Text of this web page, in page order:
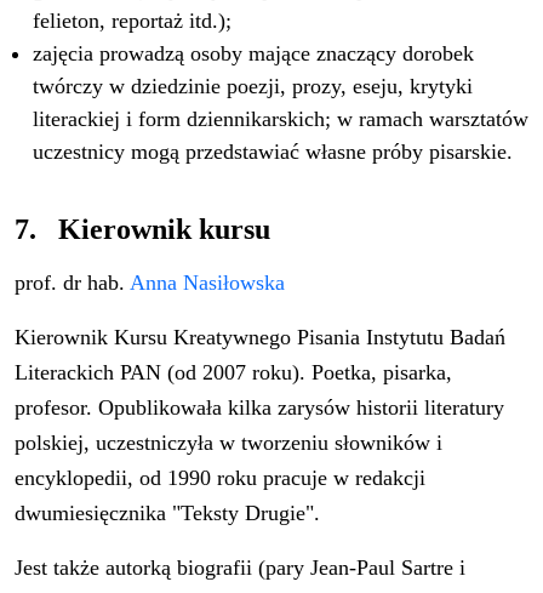
felieton, reportaż itd.);
zajęcia prowadzą osoby mające znaczący dorobek
twórczy w dziedzinie poezji, prozy, eseju, krytyki
literackiej i form dziennikarskich; w ramach warsztatów
uczestnicy mogą przedstawiać własne próby pisarskie.
7. Kierownik kursu
prof. dr hab. Anna Nasiłowska
Kierownik Kursu Kreatywnego Pisania Instytutu Badań
Literackich PAN (od 2007 roku). Poetka, pisarka,
profesor. Opublikowała kilka zarysów historii literatury
polskiej, uczestniczyła w tworzeniu słowników i
encyklopedii, od 1990 roku pracuje w redakcji
dwumiesięcznika "Teksty Drugie".
Jest także autorką biografii (pary Jean-Paul Sartre i